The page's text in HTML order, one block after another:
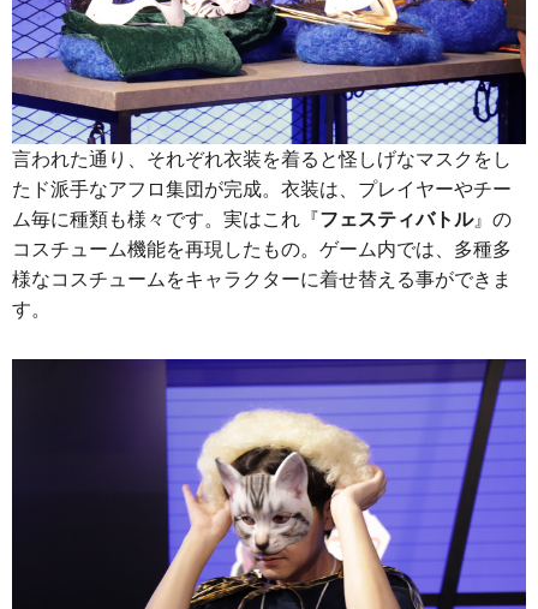
言われた通り、それぞれ衣装を着ると怪しげなマスクをし
たド派手なアフロ集団が完成。衣装は、プレイヤーやチー
ム毎に種類も様々です。実はこれ『フェスティバトル』の
コスチューム機能を再現したもの。ゲーム内では、多種多
様なコスチュームをキャラクターに着せ替える事ができま
す。